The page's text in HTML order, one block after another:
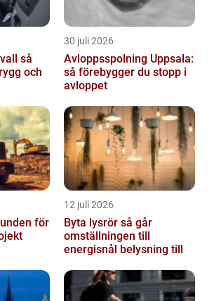
så
och
30 juli 2026
Avloppsspolning Uppsala:
så förebygger du stopp i
avloppet
för
12 juli 2026
Byta lysrör så går
omställningen till
energisnål belysning till